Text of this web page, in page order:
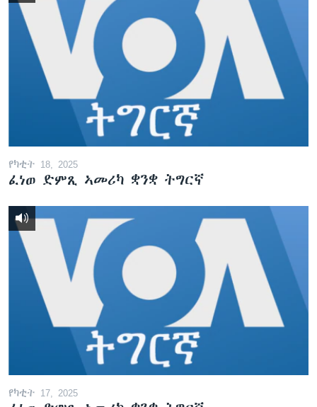
የካቲት 18, 2025
ፈነወ ድምጺ ኣመሪካ ቋንቋ ትግርኛ
የካቲት 17, 2025